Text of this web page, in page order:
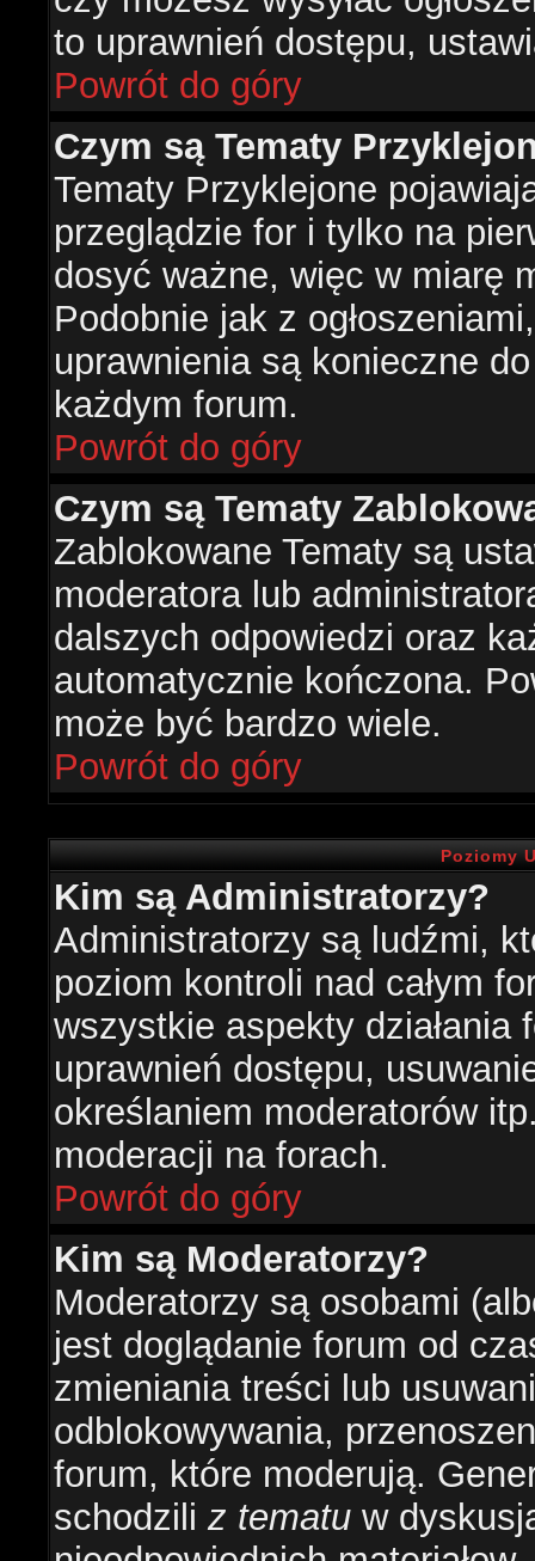
to uprawnień dostępu,
Powrót do góry
Czym są Tematy
Tematy Przyklejone
przeglądzie for i tylko na
dosyć ważne, więc w miarę
Podobnie jak z
uprawnienia są konieczne
każdym forum.
Powrót do góry
Czym są Tematy
Zablokowane Tematy są
moderatora lub
dalszych odpowiedzi oraz
automatycznie kończona.
może być bardzo wiele.
Powrót do góry
Poziomy
Kim są Administratorzy?
Administratorzy są ludźmi,
poziom kontroli nad całym
wszystkie aspekty działania
uprawnień dostępu,
określaniem moderatorów
moderacji na forach.
Powrót do góry
Kim są Moderatorzy?
Moderatorzy są osobami
jest doglądanie forum od
zmieniania treści lub
odblokowywania,
forum, które moderują.
schodzili z tematu w